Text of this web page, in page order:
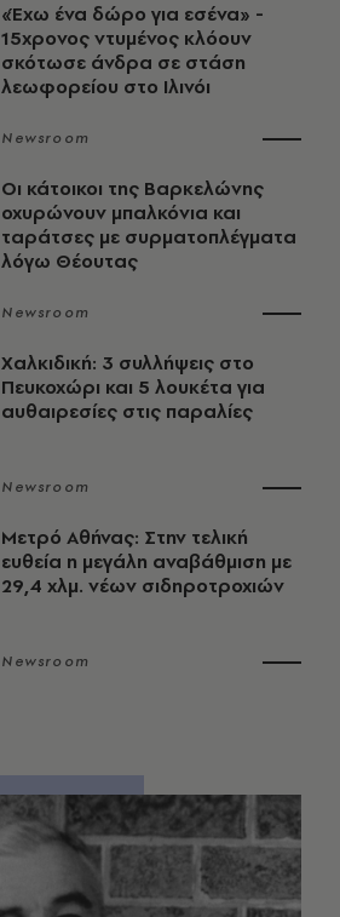
«Έχω ένα δώρο για εσένα» -
15χρονος ντυμένος κλόουν
σκότωσε άνδρα σε στάση
λεωφορείου στο Ιλινόι
Newsroom
Οι κάτοικοι της Βαρκελώνης
οχυρώνουν μπαλκόνια και
ταράτσες με συρματοπλέγματα
λόγω Θέουτας
Newsroom
Χαλκιδική: 3 συλλήψεις στο
Πευκοχώρι και 5 λουκέτα για
αυθαιρεσίες στις παραλίες
Newsroom
Μετρό Αθήνας: Στην τελική
ευθεία η μεγάλη αναβάθμιση με
29,4 χλμ. νέων σιδηροτροχιών
Newsroom